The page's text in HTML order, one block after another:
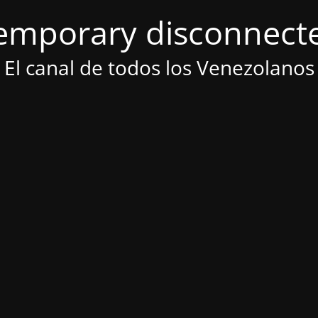
El canal de todos los Venezolanos